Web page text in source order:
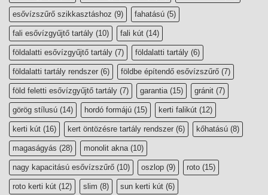
esővízszűrő szikkasztáshoz (9) fahatású (5)
fali esővízgyűjtő tartály (10) fali kút (14)
földalatti esővízgyűjtő tartály (7) földalatti tartály (6)
földalatti tartály rendszer (6) földbe építendő esővízszűrő (7)
föld feletti esővízgyűjtő tartály (7) garantia (15) gránit (7)
görög stílusú (14) hordó formájú (15) kerti falikút (12)
kerti kút (16) kert öntözésre tartály rendszer (6) kőhatású (8)
magaságyás (28) monolit akna (10)
nagy kapacitású esővízszűrő (10) oszlop (9) roto (15)
roto kerti kút (12) slim (8) sun kerti kút (6)